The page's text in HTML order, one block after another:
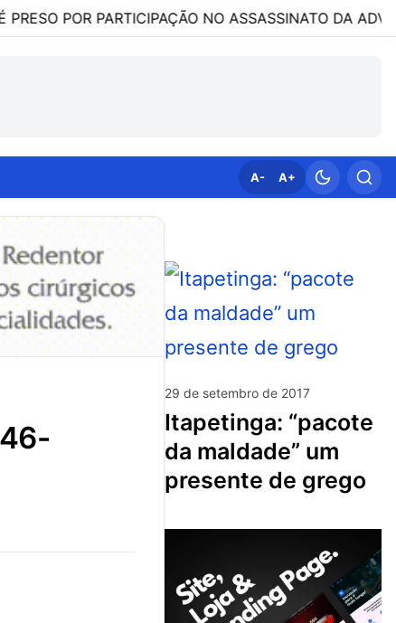
PARTICIPAÇÃO NO ASSASSINATO DA ADVOGADA
A- A+
29 de setembro de 2017
itapetinga: “pacote
da maldade” um
presente de grego